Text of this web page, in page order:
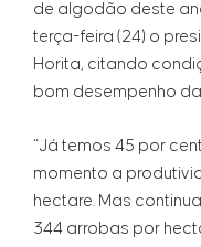
de algodão deste
terça-feira (24) o
Horita, citando
bom desempenho
“Já temos 45 por
momento a
hectare. Mas
344 arrobas por